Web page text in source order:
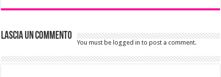
Lascia un commento
You must be logged in to post a comment.